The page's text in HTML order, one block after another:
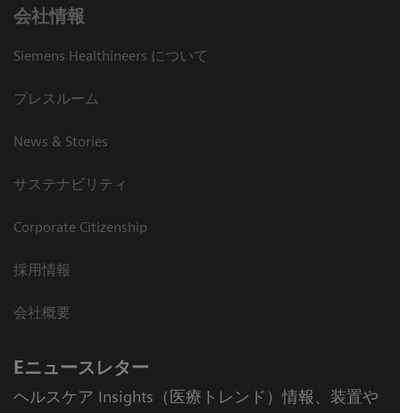
会社情報
Siemens Healthineers について
プレスルーム
News & Stories
サステナビリティ
Corporate Citizenship
採用情報
会社概要
Eニュースレター
ヘルスケア Insights（医療トレンド）情報、装置や